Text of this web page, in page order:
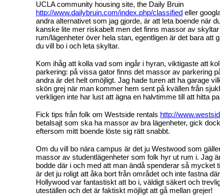
UCLA community housing site, the Daily Bruin
http://www.dailybruin.com/index.php/classified eller
andra alternativet som jag gjorde, är att leta boende när
kanske lite mer riskabelt men det finns massor av
rum/lägenheter över hela stan, egentligen är det bara att
du vill bo i och leta skyltar.
Kom ihåg att kolla vad som ingår i hyran, viktigaste att
parkering: på vissa gator finns det massor av parkering
andra är det helt omöjligt. Jag hade turen att ha garage
skön grej när man kommer hem sent på kvällen från
verkligen inte har lust att ägna en halvtimme till att hitta
Fick tips från folk om Westside rentals http://
betalsajt som ska ha massor av bra lägenheter, gick
eftersom mitt boende löste sig rätt snabbt.
Om du vill bo nära campus är det ju Westwood som
massor av studentlägenheter som folk hyr ut rum i. Jag
bodde där i och med att man ändå spenderar så mycket
är det ju roligt att åka bort från området och inte fastna
Hollywood var fantastiskt att bo i, väldigt säkert och
uteställen och det är faktiskt möjligt att gå mellan grejer!